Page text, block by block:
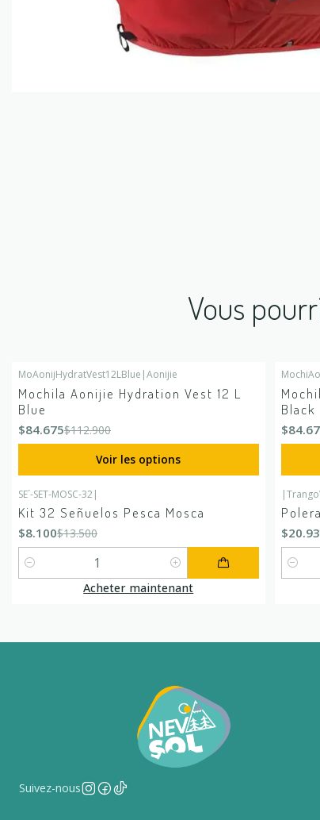
Vous
DÉSACTIVÉ
MoAonijHydratVest12LBlue |Aonijie
Mochila Aonijie Hydration Vest 12 L
Blue
$84.675$112.900
Voir les options
Black
-40% DÉSACTIVÉ
SE´-SET-MOSC-32|
Kit 32 Señuelos Pesca Mosca
$8.100$13.500
Quantité
Acheter maintenant
-30%
|
Quantité
Suivez-nous